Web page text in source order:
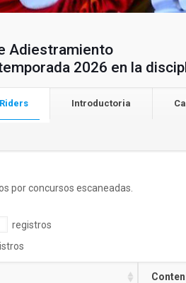
Adiestramiento
2026 en la
Introductoria
por concursos escaneadas.
registros